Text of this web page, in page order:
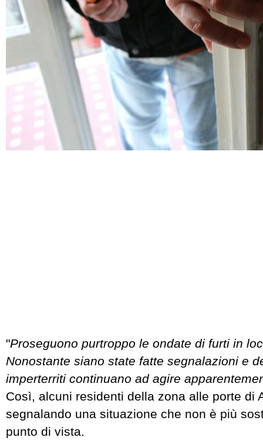
"Proseguono purtroppo le ondate di furti in
Nonostante siano state fatte segnalazioni e
imperterriti continuano ad agire
Così, alcuni residenti della zona alle porte di
segnalando una situazione che non è più
punto di vista.